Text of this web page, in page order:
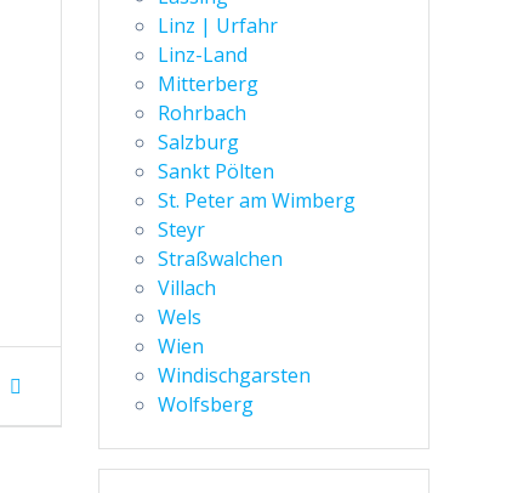
Linz | Urfahr
Linz-Land
Mitterberg
Rohrbach
Salzburg
Sankt Pölten
St. Peter am Wimberg
Steyr
Straßwalchen
Villach
Wels
Wien
Windischgarsten
Wolfsberg